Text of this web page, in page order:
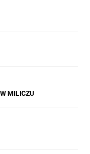
MILICZU